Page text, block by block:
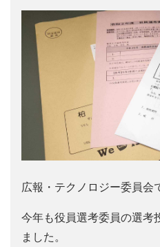
広報・テクノロジー委員会
今年も役員選考委員の選考
ました。